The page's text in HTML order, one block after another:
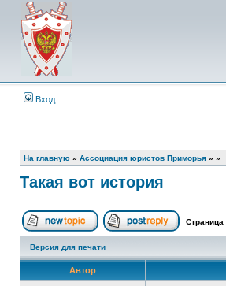
Вход
На главную » Ассоциация юристов Приморья » »
Такая вот история
Начать новую тему Ответить
Страница
Версия для печати
Автор